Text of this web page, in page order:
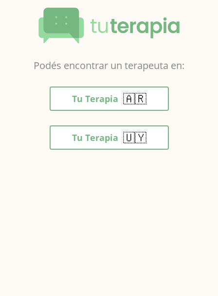
Podés encontrar un terapeuta en:
Tu Terapia 🇦🇷
Tu Terapia 🇺🇾